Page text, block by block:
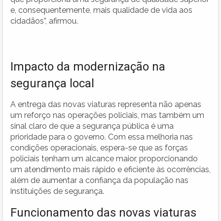
e, consequentemente, mais qualidade de vida aos
cidadãos”, afirmou.
Impacto da modernização na
segurança local
A entrega das novas viaturas representa não apenas
um reforço nas operações policiais, mas também um
sinal claro de que a segurança pública é uma
prioridade para o governo. Com essa melhoria nas
condições operacionais, espera-se que as forças
policiais tenham um alcance maior, proporcionando
um atendimento mais rápido e eficiente às ocorrências,
além de aumentar a confiança da população nas
instituições de segurança.
Funcionamento das novas viaturas